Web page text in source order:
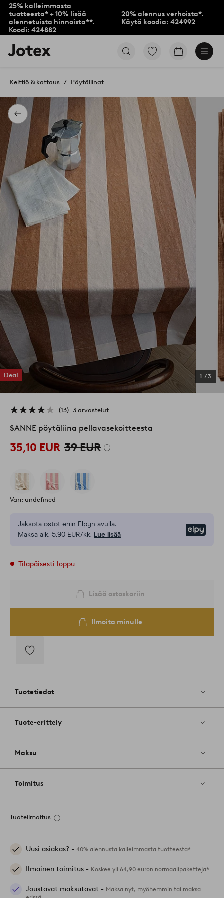
25% kalleimmasta
tuotteesta* + 10% lisää
alennetuista hinnoista**.
Koodi: 424882
20% alennus verhoista*.
Käytä koodia: 424992
Jotex-
logo
aloitussivulle
Siirry
Siirry
Takaisin
Keittiö & kattaus Pöytäliinat
Deal 1 /3
13 3 arvostelut
SANNE pöytäliina pellavasekoitteesta
35,10 EUR 39 EUR
Väri: undefined
Jaksota ostot eriin Elpyn avulla.
Maksa alk. 5,90 EUR/kk. Lue lisää
Tilapäisesti loppu
Lisää ostoskoriin
Ilmoita minulle
suosikkeihin
Tuotetiedot
Tuote-erittely
Maksu
Toimitus
Tuoteilmoitus
Uusi asiakas? - 40% alennusta kalleimmasta tuotteesta*
Ilmainen toimitus - Koskee yli 64,90 euron normaalipaketteja*
Joustavat maksutavat - Maksa nyt, myöhemmin tai maksa